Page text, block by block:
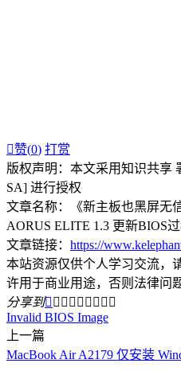
赞(0) 打赏
版权声明：本文采用知识共享
SA] 进行授权
文章名称：《新主板也黑屏无
AORUS ELITE 1.3 更新BIOS过
文章链接： https://
本站资源仅供个人学习交流，
许用于商业用途，否则法律问
分享到        
Invalid BIOS Image
上一篇
MacBook Air A2179 仅安装